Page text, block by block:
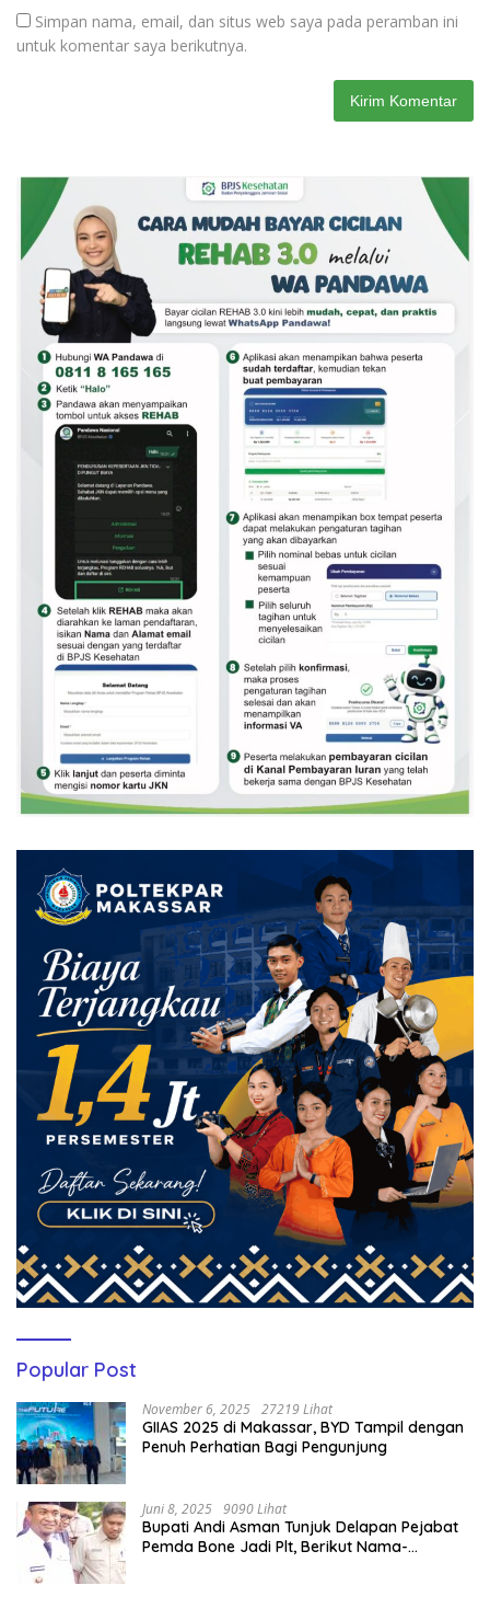
Simpan nama, email, dan situs web saya pada peramban ini
untuk komentar saya berikutnya.
Popular Post
November 6, 2025 27219 Lihat
GIIAS 2025 di Makassar, BYD Tampil dengan
Penuh Perhatian Bagi Pengunjung
Juni 8, 2025 9090 Lihat
Bupati Andi Asman Tunjuk Delapan Pejabat
Pemda Bone Jadi Plt, Berikut Nama-